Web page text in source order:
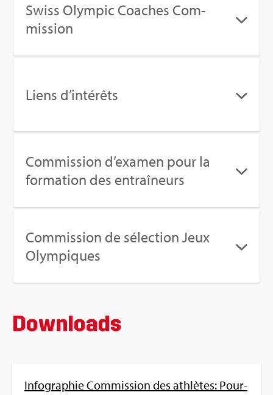
Swiss Olym­pic Coaches Com­
mis­sion
Liens d’in­té­rêts
Com­mis­sion d’exa­men pour la
for­ma­tion des entraî­neurs
Com­mis­sion de sélec­tion Jeux
Olym­piques
Down­loads
Info­gra­phie Com­mis­sion des ath­lètes: Pour­